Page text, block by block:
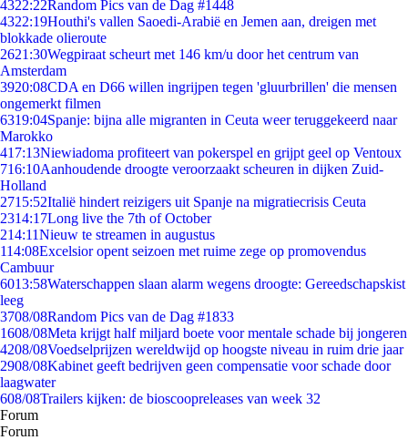
4322:22Random Pics van de Dag #1448
4322:19Houthi's vallen Saoedi-Arabië en Jemen aan, dreigen met
blokkade olieroute
2621:30Wegpiraat scheurt met 146 km/u door het centrum van
Amsterdam
3920:08CDA en D66 willen ingrijpen tegen 'gluurbrillen' die mensen
ongemerkt filmen
6319:04Spanje: bijna alle migranten in Ceuta weer teruggekeerd naar
Marokko
417:13Niewiadoma profiteert van pokerspel en grijpt geel op Ventoux
716:10Aanhoudende droogte veroorzaakt scheuren in dijken Zuid-
Holland
2715:52Italië hindert reizigers uit Spanje na migratiecrisis Ceuta
2314:17Long live the 7th of October
214:11Nieuw te streamen in augustus
114:08Excelsior opent seizoen met ruime zege op promovendus
Cambuur
6013:58Waterschappen slaan alarm wegens droogte: Gereedschapskist
leeg
3708/08Random Pics van de Dag #1833
1608/08Meta krijgt half miljard boete voor mentale schade bij jongeren
4208/08Voedselprijzen wereldwijd op hoogste niveau in ruim drie jaar
2908/08Kabinet geeft bedrijven geen compensatie voor schade door
laagwater
608/08Trailers kijken: de bioscoopreleases van week 32
Forum
Forum